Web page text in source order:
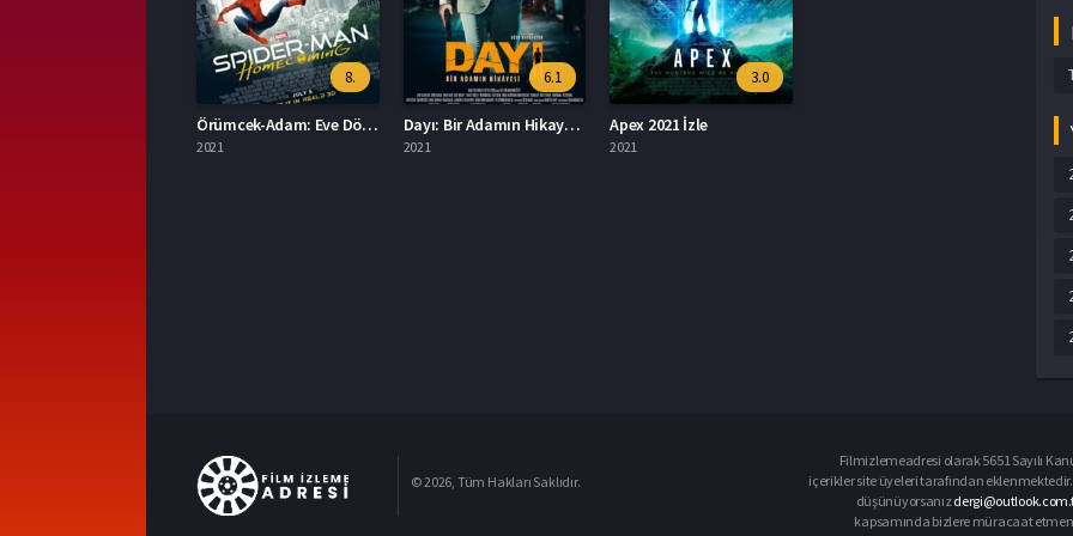
8.
Örümcek-Adam: Eve Dönüş Yok Full İzle
2021
6.1
Dayı: Bir Adamın Hikayesi Full İzle
2021
3.0
Apex 2021 İzle
2021
© 2026, Tüm Hakları Saklıdır.
Filmizlemeadresi olarak 5651 Sayılı
içerikler site üyeleri tarafından
düşünüyorsanız
kapsamında bizlere müracaat